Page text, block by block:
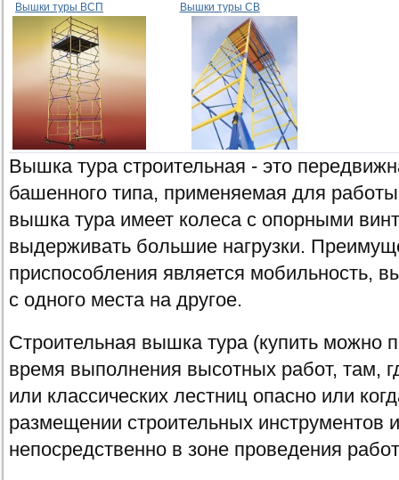
Вышки туры ВСП Вышки туры СВ
Вышка тура строительная - это
башенного типа, применяемая для
вышка тура имеет колеса с опорными
выдерживать большие нагрузки.
приспособления является мобильность,
с одного места на другое.
Строительная вышка тура (купить можно
время выполнения высотных работ, там,
или классических лестниц опасно или
размещении строительных инструментов
непосредственно в зоне проведения